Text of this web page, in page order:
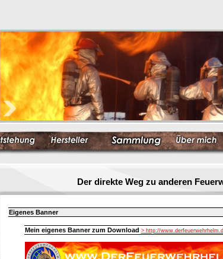
Der direkte Weg zu anderen
Eigenes Banner
Mein eigenes Banner zum Download > http://